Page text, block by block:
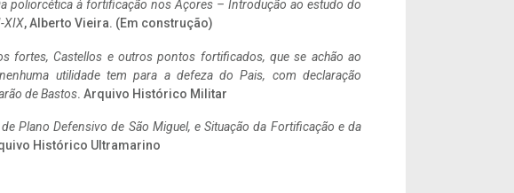
poliorcética à fortificação nos Açores – Introdução ao estudo do
XIX, Alberto Vieira. (Em construção)
fortes, Castellos e outros pontos fortificados, que se achão ao
utilidade tem para a defeza do Pais, com declaração
de Bastos. Arquivo Histórico Militar
Plano Defensivo de São Miguel, e Situação da Fortificação e da
Histórico Ultramarino